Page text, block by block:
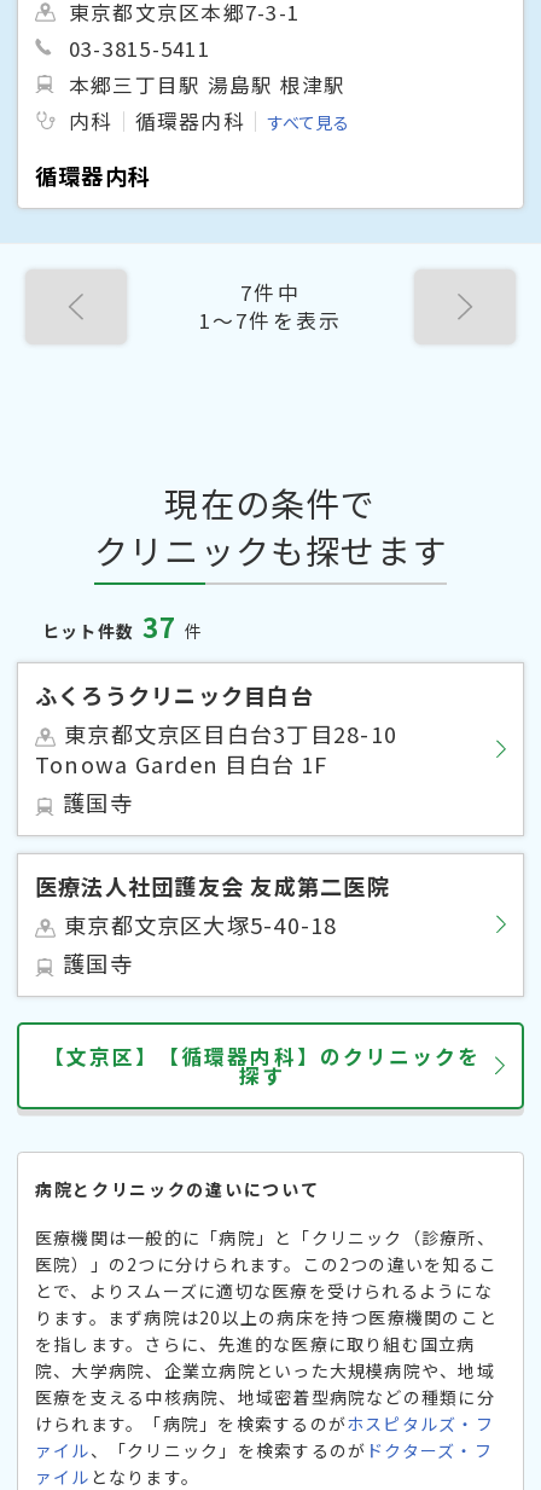
東京都文京区本郷7-3-1
03-3815-5411
本郷三丁目駅 湯島駅 根津駅
内科
循環器内科 すべて見る
循環器内科
7件中
1〜7件を表示
現在の条件で
クリニックも探せます
ヒット件数 37 件
ふくろうクリニック目白台
東京都文京区目白台3丁目28-10
Tonowa Garden 目白台 1F
護国寺
医療法人社団護友会 友成第二医院
東京都文京区大塚5-40-18
護国寺
【文京区】【循環器内科】のクリニックを
探す
病院とクリニックの違いについて
医療機関は一般的に「病院」と「クリニック（診療所、
医院）」の2つに分けられます。この2つの違いを知るこ
とで、よりスムーズに適切な医療を受けられるようにな
ります。まず病院は20以上の病床を持つ医療機関のこと
を指します。さらに、先進的な医療に取り組む国立病
院、大学病院、企業立病院といった大規模病院や、地域
医療を支える中核病院、地域密着型病院などの種類に分
けられます。「病院」を検索するのがホスピタルズ・フ
ァイル、「クリニック」を検索するのが ドクターズ・フ
ァイル となります。